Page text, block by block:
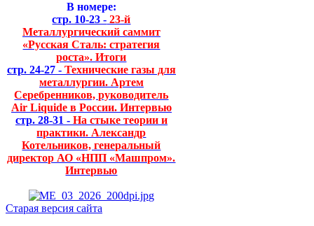
В номере:
стр. 10-23 - 23-й
Металлургический саммит
«Русская Сталь: стратегия
роста». Итоги
стр. 24-27 - Технические газы для
металлургии. Артем
Серебренников, руководитель
Air Liquide в России. Интервью
стр. 28-31 - На стыке теории и
практики. Александр
Котельников, генеральный
директор АО «НПП «Машпром».
Интервью
Старая версия сайта